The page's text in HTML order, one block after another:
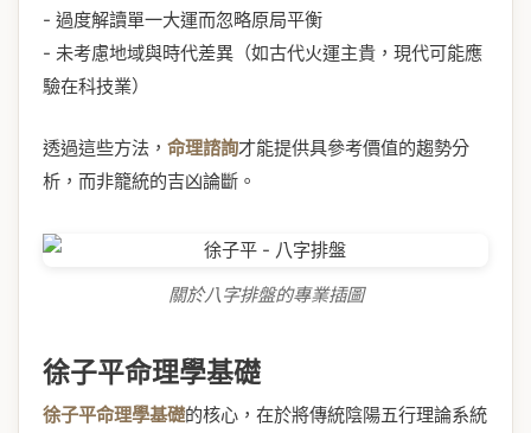
- 過度解讀單一大運而忽略原局平衡
- 未考慮地域與時代差異（如古代火運主貴，現代可能應
驗在科技業）
透過這些方法， 命理諮詢才能提供具參考價值的趨勢分
析，而非籠統的吉凶論斷。
關於八字排盤的專業插圖
徐子平命理學基礎
徐子平命理學基礎的核心，在於將傳統陰陽五行理論系統